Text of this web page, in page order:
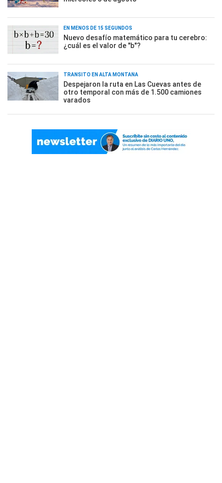
EN MENOS DE 15 SEGUNDOS
Nuevo desafío matemático para tu cerebro:
¿cuál es el valor de "b"?
TRÁNSITO EN ALTA MONTAÑA
Despejaron la ruta en Las Cuevas antes de
otro temporal con más de 1.500 camiones
varados